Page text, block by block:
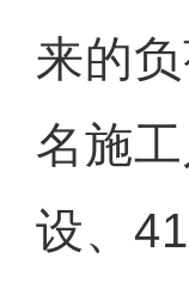
来的
名施
设、